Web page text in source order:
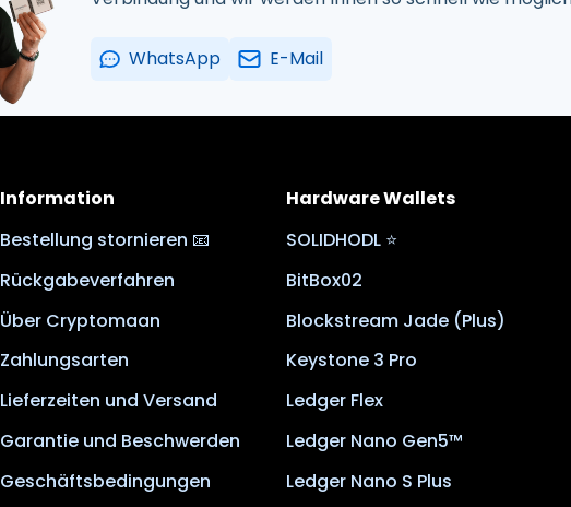
WhatsApp E-Mail
Information
Bestellung stornieren 📧
Rückgabeverfahren
Über Cryptomaan
Zahlungsarten
Lieferzeiten und Versand
Garantie und Beschwerden
Geschäftsbedingungen
Hardware Wallets
SOLIDHODL ⭐
BitBox02
Blockstream Jade (Plus)
Keystone 3 Pro
Ledger Flex
Ledger Nano Gen5™
Ledger Nano S Plus